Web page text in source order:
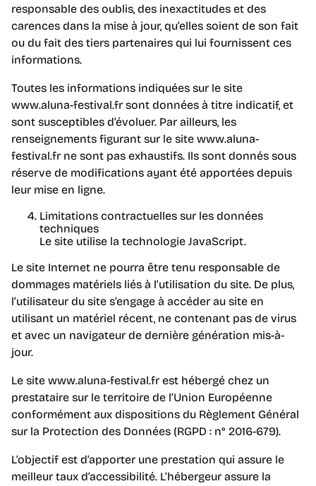
responsable des oublis, des inexactitudes et des
carences dans la mise à jour, qu’elles soient de son fait
ou du fait des tiers partenaires qui lui fournissent ces
informations.
Toutes les informations indiquées sur le site
www.aluna-festival.fr sont données à titre indicatif, et
sont susceptibles d’évoluer. Par ailleurs, les
renseignements figurant sur le site www.aluna-
festival.fr ne sont pas exhaustifs. Ils sont donnés sous
réserve de modifications ayant été apportées depuis
leur mise en ligne.
Limitations contractuelles sur les données
techniques
Le site utilise la technologie JavaScript.
Le site Internet ne pourra être tenu responsable de
dommages matériels liés à l’utilisation du site. De plus,
l’utilisateur du site s’engage à accéder au site en
utilisant un matériel récent, ne contenant pas de virus
et avec un navigateur de dernière génération mis-à-
jour.
Le site www.aluna-festival.fr est hébergé chez un
prestataire sur le territoire de l’Union Européenne
conformément aux dispositions du Règlement Général
sur la Protection des Données (RGPD : n° 2016-679).
L’objectif est d’apporter une prestation qui assure le
meilleur taux d’accessibilité. L’hébergeur assure la